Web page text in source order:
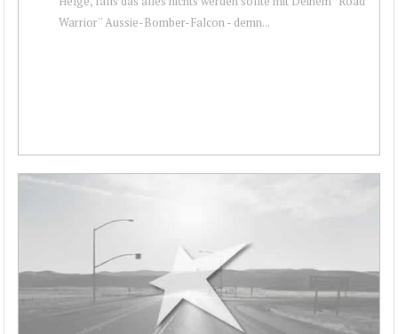
Warrior'' Aussie-Bomber-Falcon - demn...